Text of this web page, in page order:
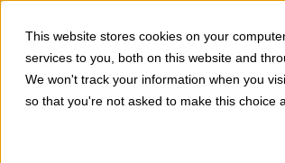
This website stores cookies on your
services to you, both on this website and
We won't track your information when you
so that you're not asked to make this choice